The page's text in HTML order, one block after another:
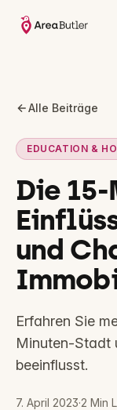
Alle Beiträge
EDUCATION &
Die
und
Erfahren Sie
Minuten-Stadt
beeinflusst.
7. April 2023·2 Min